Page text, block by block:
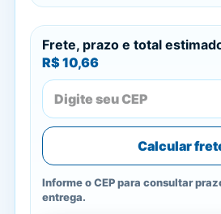
Frete, prazo e total
R$ 10,66
Calcular
Informe o CEP para consultar
entrega.